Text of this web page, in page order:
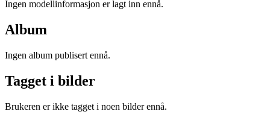
Ingen modellinformasjon er lagt inn ennå.
Album
Ingen album publisert ennå.
Tagget i bilder
Brukeren er ikke tagget i noen bilder ennå.